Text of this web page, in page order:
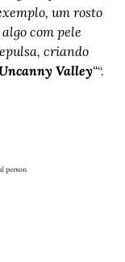
um rosto
com pele
criando
Valley““.